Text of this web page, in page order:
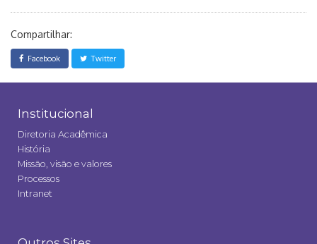
Compartilhar:
Facebook Twitter
Institucional
Diretoria Acadêmica
História
Missão, visão e valores
Processos
Intranet